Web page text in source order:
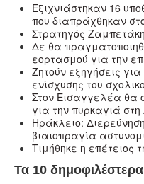
Eξιχνιάστηκαν 16
που διαπράχθηκαν
Στρατηγός
Δε θα
εορτασμού για την
Ζητούν εξηγήσεις
ενίσχυσης του
Στον Εισαγγελέα θα
για την πυρκαγιά
Ηράκλειο:
βιαιοπραγία
Τιμήθηκε η επέτειος
Τα 10